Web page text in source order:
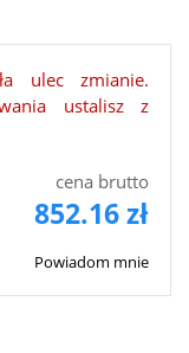
ulec zmianie.
ustalisz z
cena brutto
852.16 zł
Powiadom mnie